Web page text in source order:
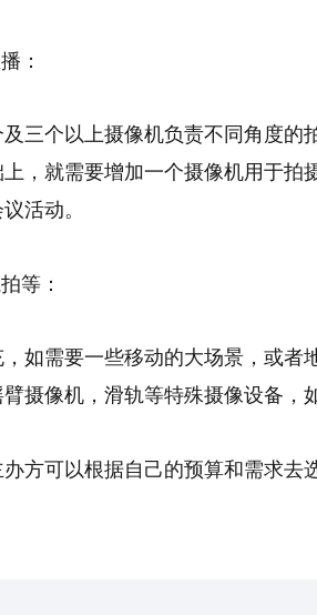
：
三个以上摄像机负责不同角度的
，就需要增加一个摄像机用于
活动。
等：
如需要一些移动的大场景，或
摄像机，滑轨等特殊摄像设备，
方可以根据自己的预算和需求去